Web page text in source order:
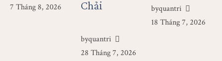
7 Tháng 8, 2026
Chải
byquantri
28 Tháng 7, 2026
byquantri
18 Tháng 7, 2026